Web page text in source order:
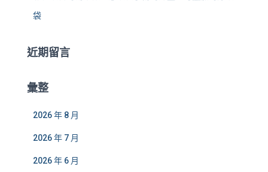
袋
近期留言
彙整
2026 年 8 月
2026 年 7 月
2026 年 6 月